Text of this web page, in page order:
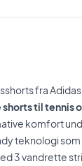
fra Adidas.
til tennis
komfort
teknologi
3 vandrette